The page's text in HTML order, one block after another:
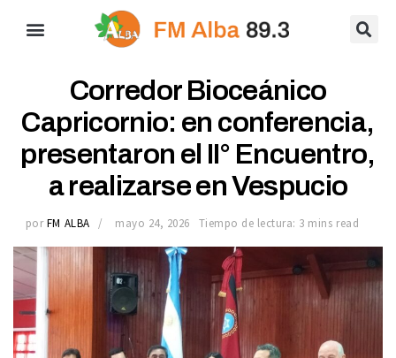
Corredor Bioceánico
Capricornio: en conferencia,
presentaron el II° Encuentro,
a realizarse en Vespucio
por FM ALBA mayo 24, 2026 Tiempo de lectura: 3 mins read